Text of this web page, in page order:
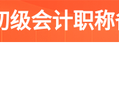
级会计职